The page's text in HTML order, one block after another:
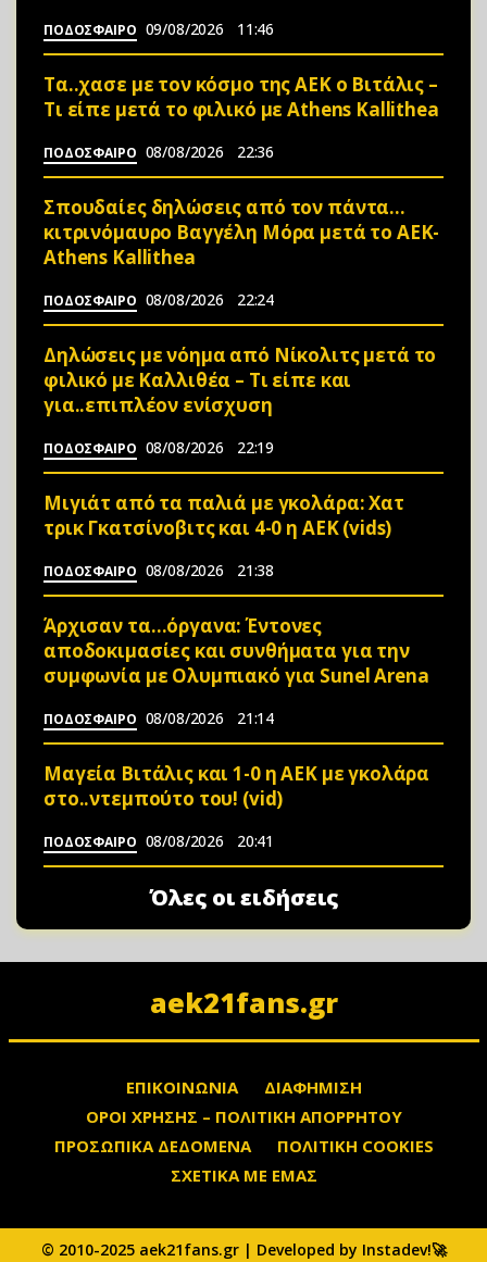
ΠΟΔΟΣΦΑΙΡΟ 09/08/2026 11:46
Τα..χασε με τον κόσμο της ΑΕΚ ο Βιτάλις –
Τι είπε μετά το φιλικό με Athens Kallithea
ΠΟΔΟΣΦΑΙΡΟ 08/08/2026 22:36
Σπουδαίες δηλώσεις από τον πάντα…
κιτρινόμαυρο Βαγγέλη Μόρα μετά το ΑΕΚ-
Athens Kallithea
ΠΟΔΟΣΦΑΙΡΟ 08/08/2026 22:24
Δηλώσεις με νόημα από Νίκολιτς μετά το
φιλικό με Καλλιθέα – Τι είπε και
για..επιπλέον ενίσχυση
ΠΟΔΟΣΦΑΙΡΟ 08/08/2026 22:19
Μιγιάτ από τα παλιά με γκολάρα: Χατ
τρικ Γκατσίνοβιτς και 4-0 η ΑΕΚ (vids)
ΠΟΔΟΣΦΑΙΡΟ 08/08/2026 21:38
Άρχισαν τα…όργανα: Έντονες
αποδοκιμασίες και συνθήματα για την
συμφωνία με Ολυμπιακό για Sunel Arena
ΠΟΔΟΣΦΑΙΡΟ 08/08/2026 21:14
Μαγεία Βιτάλις και 1-0 η ΑΕΚ με γκολάρα
στο..ντεμπούτο του! (vid)
ΠΟΔΟΣΦΑΙΡΟ 08/08/2026 20:41
Όλες οι ειδήσεις
aek21fans.gr
ΕΠΙΚΟΙΝΩΝΙΑ
ΔΙΑΦΗΜΙΣΗ
ΟΡΟΙ ΧΡΗΣΗΣ – ΠΟΛΙΤΙΚΗ ΑΠΟΡΡΗΤΟΥ
ΠΡΟΣΩΠΙΚΑ ΔΕΔΟΜΕΝΑ
ΠΟΛΙΤΙΚΗ COOKIES
ΣΧΕΤΙΚΑ ΜΕ ΕΜΑΣ
© 2010-2025 aek21fans.gr | Developed by Instadev!🚀